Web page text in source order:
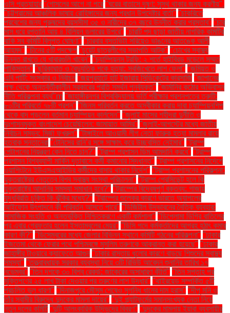
ওসি প্রত্যাহার "গোসলের আগে না পরে "ঘরের বাতাসে দূষণ: সুস্থ থাকার জন্য করণীয়".
"চট্টগ্রামের আঞ্চলিক ভাষায় রোহিঙ্গাদের জন্য প্রধান উপদেষ্টার বার্তা" "চাকরিতে
প্রবেশের জন্য পুরুষদের বয়সসীমা ৩৫ ও নারীদের ৩৭ বছরে উন্নীত করার প্রস্তাব" "চার
মাস ধরে রপ্তানি আয় ৪ বিলিয়ন ডলারের উপরে" "চারটি পদ ছাড়া জাতীয় নাগরিক কমিটির
বাকি সব কমিটি বিলুপ্ত ঘোষণা" "চারবার বসতভিটা সরিয়েও ভাঙনের আতঙ্কে আলী
আহমদ" "চীনের ৫টি পদক্ষেপ "চুয়েট ছাত্রলীগের সভাপতি আটক" "চোখের স্বাস্থ্য
উন্নত রাখতে যে খাবারগুলি খাবেন" "চ্যাম্পিয়নস ট্রফি: ২ শর্তে হাইব্রিড মডেলে সম্মত
পাকিস্তান" "ছুরিকাঘাত ও বৈদ্যুতিক শকে হত্যা: সবজিখেতে লাশ ফেলা" "জমিয়ত ও
এবি পার্টি: সংস্কার ও নির্বাচন "জয়পুরহাটে হাট ইজারায় সিন্ডিকেটের কারসাজি "জাপানের
পক্ষ থেকে অন্তর্বর্তীকালীন সরকারের প্রতি সমর্থন পুনর্ব্যক্ত" "জার্মানির কঠোর অভিবাসন
নীতি পরিকল্পনা ব্যর্থ"m "জাহাঙ্গীরনগর বিশ্ববিদ্যালয় ভর্তি পরীক্ষার প্রশ্নপত্রে ত্রুটি:
৮০টির পরিবর্তে ৭৮টি প্রশ্ন" "জিনস পরিবর্তন করতে অস্বীকার করায় দাবা চ্যাম্পিয়নশিপ
থেকে বাদ পড়লেন বর্তমান চ্যাম্পিয়ন কার্লসেন" "জুলাই মাসের শহীদরা দুর্নীতি ও
দুঃশাসনমুক্ত বাংলাদেশ চেয়েছিলেন: জামায়াত আমির" "জুলাই-আগস্টের মধ্যে জাতীয়
নির্বাচন সম্ভব: মির্জা ফখরুল" "টাঙ্গাইলে আওয়ামী লীগ নেতা ফারুক হত্যা মামলার রায়ে
হতবাক সন্তানেরা "টেনিসের রানি’র সঙ্গে সাক্ষাৎ করে উচ্ছ্বসিত নেইমার" "ট্রাম্প
পেন্টাগনের নিয়ন্ত্রণ কেন নিতে চান?" "ট্রাম্প প্রশাসন ডিম আমদানি করবে" "ট্রাম্প
প্রশাসন বিশ্বব্যাপী মার্কিন দূতাবাসে কর্মী কমানোর সিদ্ধান্ত" "ট্রাম্প প্রশাসনের নির্দেশে
ওয়াশিংটনে ইউএসএআইডির কর্মীদের বাসায় থাকার নির্দেশ" "ট্রাম্প প্রশাসনের পরিকল্পনা:
যুক্তরাষ্ট্রের নেতৃত্বে বিশ্ব স্বাস্থ্য সংস্থা পরিচালনা" "ট্রাম্প প্রেসিডেন্ট হলে কি
যুক্তরাষ্ট্রে আদানির সমস্যা সমাধান হবে?" "ট্রাম্পের বিদ্বেষপূর্ণ বক্তব্য: গাজায়
যুদ্ধবিরতি চুক্তি কি ঝুঁকির মধ্যে?" "ট্রাম্পের শুল্কের কারণে ভারতে অ্যাপলের
আইফোন উৎপাদনে কী পরিবর্তন আসতে পারে" "ডিজিটাল উদ্ভাবনের নৈতিক ব্যবহার:
সামাজিক সংহতি ও অন্তর্ভুক্তি নিশ্চিতকরণে একটি কর্মশালা" "ডিপ্লোমা ডিগ্রি বাতিলের
পর এবার গ্রেফতার হলেন ইস্তাম্বুলের মেয়র" "ডিসি পদে কর্মকর্তাদের আগ্রহ হঠাৎ কমার
কারণ কী?" "ডিসেম্বরের মধ্যে জেলার বিভিন্ন স্থানে কমিটি গঠনের পরিকল্পনা" "ঢাকার
ইজতেমা থেকে ফেরার পথে পশ্চিমবঙ্গে মুসলিম তরুণকে আক্রান্ত করা হয়েছে" "ঢাকার
জাহাঙ্গীর টাওয়ারে ক্যাফেতে আগুন "ঢাকার রাস্তায় ধুলোর কারণে বাড়ছে শিশুদের স্বাস্থ্য
সমস্যা" "তত্ত্বাবধায়ক সরকার ব্যবস্থা নিয়ে ৩টি রিভিউ আবেদন শুনানির তারিখ ১৭
নভেম্বর" "তিন দশকে ৩০ বিশ্ব রেকর্ড: জাকেরের অসাধারণ কীর্তি" "তিন সপ্তাহ পর
মুক্তিপণের ২৫ লাখ টাকা দেওয়ার পর তরুণের লাশ উদ্ধার" "থাইরয়েড সম্পর্কিত ৫টি
প্রচলিত ভুল ধারণা" "দিনাজপুরে মৌসুম শেষেও সুগন্ধি ধানের দাম হ্রাস" "দীপু মনি ও
তাঁর স্বামীর বিরুদ্ধে দুদকের মামলা দায়ের" "দুই প্ল্যাটফর্মের সমানসংখ্যক নেতা নিয়ে
নতুন দলের কমিটি "দুটি আলংকারিক উদ্ভিদের বিবরণ" "দুদকের মামলায় ইয়াবা ব্যবসায়ীর